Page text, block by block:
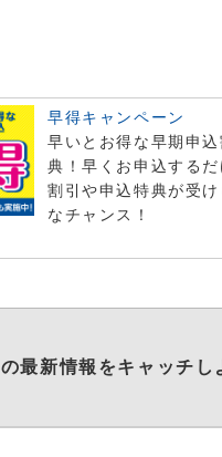
早得キャンペーン
早いとお得な早期申
典！早くお申込する
割引や申込特典が受
なチャンス！
の最新情報をキャッチし